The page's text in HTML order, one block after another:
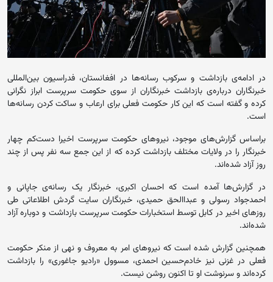
در ادامه‌ی بازداشت و سرکوب رسانه‌ها در افغانستان، فدراسیون بین‌المللی
خبرنگاران درباره‌ی بازداشت خبرنگاران از سوی حکومت سرپرست ابراز نگرانی
کرده و گفته است که این کار حکومت فعلی برای ارعاب و ساکت کردن رسانه‌ها
است.
براساس گزارش‌های موجود، نیروهای حکومت سرپرست اخیرا دست‌کم چهار
خبرنگار را در ولایات مختلف بازداشت کرده که از این جمع سه نفر پس از چند
روز آزاد شده‌اند.
در گزارش‌ها آمده است که احسان اکبری، خبرنگار یک رسانه‌ی جاپانی و
احمدجواد رسولی و عبداالحق حمیدی، خبرنگاران سایت گردش اطلاعاتی طی
روزهای اخیر در کابل توسط استخبارات حکومت سرپرست بازداشت و دوباره آزاد
شده‌اند.
همچنین گزارش شده است که نیروهای امر به معروف و نهی از منکر حکومت
فعلی در غزنی نیز خادم‌حسین احمدی، مسوول «رادیو‌ جاغوری» را بازداشت
کرده‌اند و سرنوشت او تا اکنون روشن نیست.